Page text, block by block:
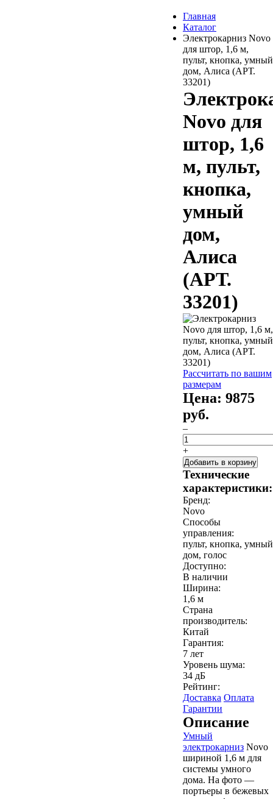
Главная
Каталог
Электрокарниз Novo
для штор, 1,6 м,
пульт, кнопка, умный
дом, Алиса (АРТ.
33201)
Novo для
штор, 1,6
м, пульт,
кнопка,
умный
дом,
Алиса
(АРТ.
33201)
Рассчитать по вашим
размерам
Цена: 9875
руб.
–
+
Добавить в корзину
Технические
характеристики:
Бренд:
Novo
Способы
управления:
пульт, кнопка, умный
дом, голос
Доступно:
В наличии
Ширина:
1,6 м
Страна
производитель:
Китай
Гарантия:
7 лет
Уровень шума:
34 дБ
Рейтинг:
Доставка Оплата
Гарантии
Описание
Умный
электрокарниз Novo
шириной 1,6 м для
системы умного
дома. На фото —
портьеры в бежевых